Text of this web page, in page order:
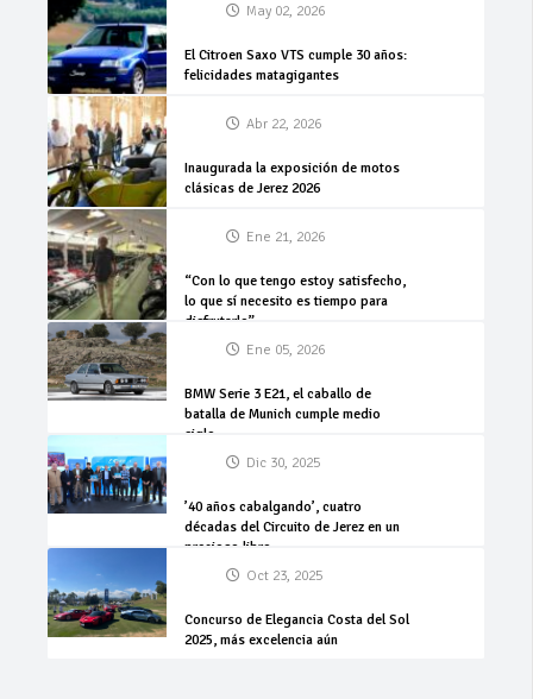
May 02, 2026
El Citroen Saxo VTS cumple 30 años:
felicidades matagigantes
Abr 22, 2026
Inaugurada la exposición de motos
clásicas de Jerez 2026
Ene 21, 2026
“Con lo que tengo estoy satisfecho,
lo que sí necesito es tiempo para
disfrutarlo”
Ene 05, 2026
BMW Serie 3 E21, el caballo de
batalla de Munich cumple medio
siglo
Dic 30, 2025
’40 años cabalgando’, cuatro
décadas del Circuito de Jerez en un
precioso libro
Oct 23, 2025
Concurso de Elegancia Costa del Sol
2025, más excelencia aún